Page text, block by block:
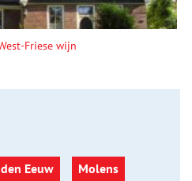
Friese wijn
Eeuw Molens